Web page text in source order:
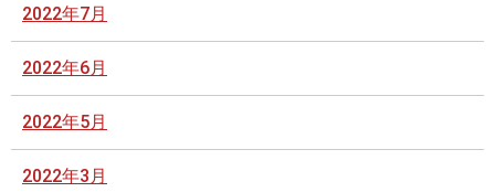
2022年7月
2022年6月
2022年5月
2022年3月